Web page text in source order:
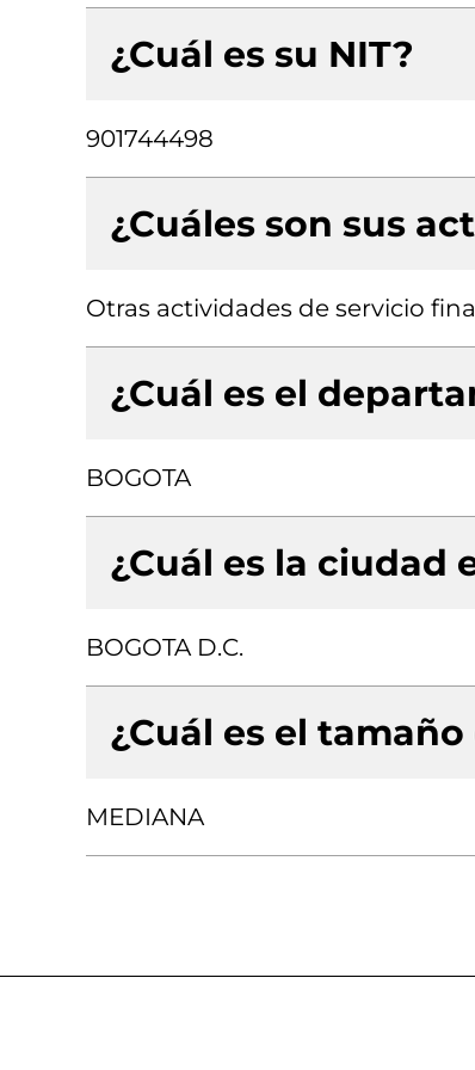
¿Cuál es su NIT?
901744498
¿Cuáles son sus
Otras actividades de servicio
¿Cuál es el
BOGOTA
¿Cuál es la ciudad
BOGOTA D.C.
¿Cuál es el
MEDIANA